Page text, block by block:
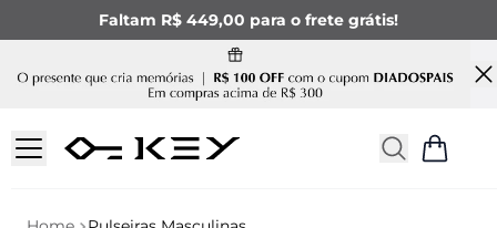
Faltam R$ 449,00 para o frete grátis!